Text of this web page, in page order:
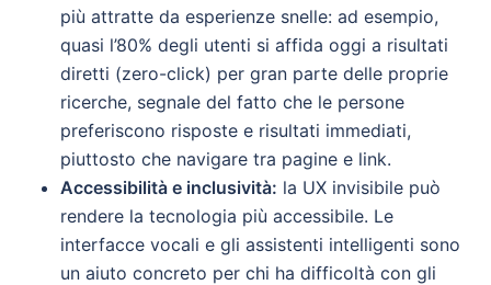
più attratte da esperienze snelle: ad esempio,
quasi l’80% degli utenti si affida oggi a risultati
diretti (zero-click) per gran parte delle proprie
ricerche, segnale del fatto che le persone
preferiscono risposte e risultati immediati,
piuttosto che navigare tra pagine e link.
Accessibilità e inclusività: la UX invisibile può
rendere la tecnologia più accessibile. Le
interfacce vocali e gli assistenti intelligenti sono
un aiuto concreto per chi ha difficoltà con gli